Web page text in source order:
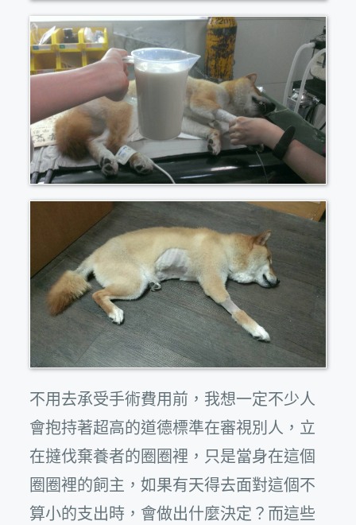
不用去承受手術費用前，我想一定不少人
會抱持著超高的道德標準在審視別人，立
在撻伐棄養者的圈圈裡，只是當身在這個
圈圈裡的飼主，如果有天得去面對這個不
算小的支出時，會做出什麼決定？而這些